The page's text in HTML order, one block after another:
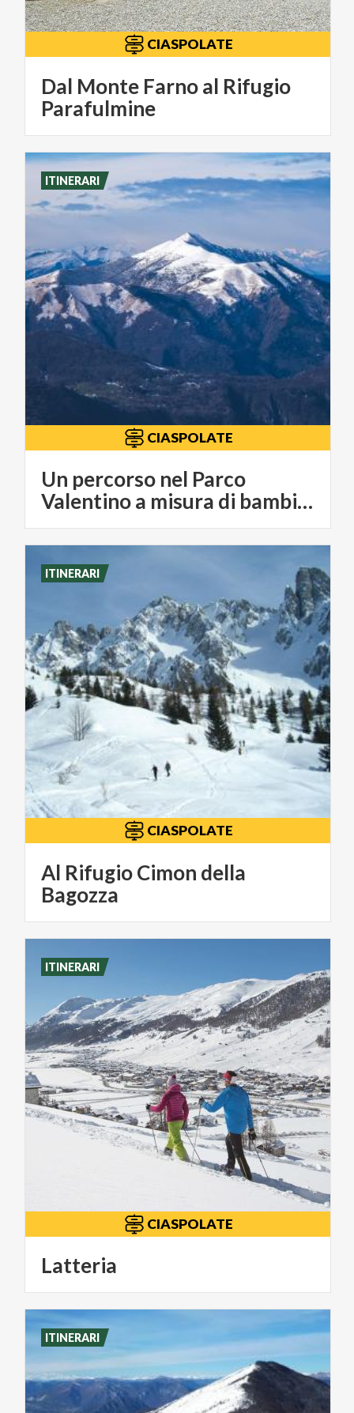
CIASPOLATE
Dal Monte Farno al Rifugio
Parafulmine
CIASPOLATE
Un percorso nel Parco
Valentino a misura di bambino
ITINERARI
CIASPOLATE
Al Rifugio Cimon della
Bagozza
ITINERARI
CIASPOLATE
Latteria
ITINERARI
ITINERARI